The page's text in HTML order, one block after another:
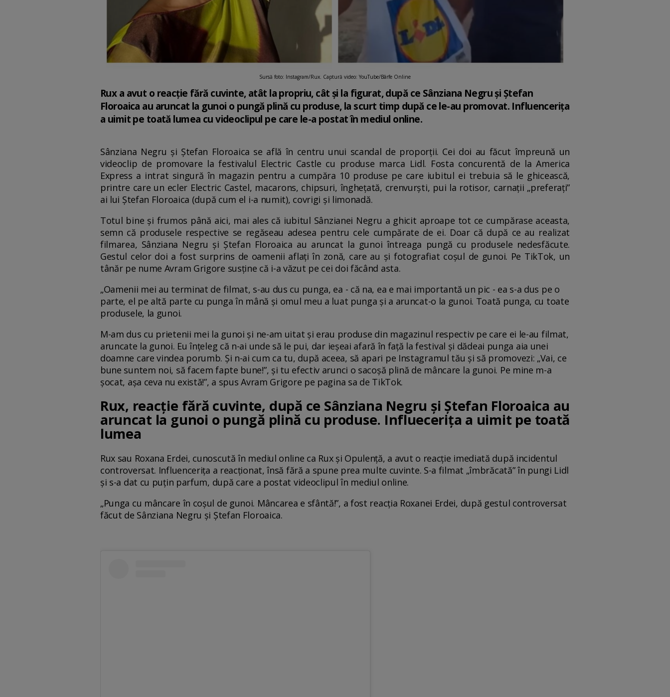
Sursă foto: Instagram/Rux. Captură video: YouTube/Bârfe Online
Rux a avut o reacție fără cuvinte, atât la propriu, cât și la figurat, după ce Sânziana Negru și Ștefan
Floroaica au aruncat la gunoi o pungă plină cu produse, la scurt timp după ce le-au promovat. Influencerița
a uimit pe toată lumea cu videoclipul pe care le-a postat în mediul online.
Sânziana Negru și Ștefan Floroaica se află în centru unui scandal de proporții. Cei doi au făcut împreună un
videoclip de promovare la festivalul Electric Castle cu produse marca Lidl. Fosta concurentă de la America
Express a intrat singură în magazin pentru a cumpăra 10 produse pe care iubitul ei trebuia să le ghicească,
printre care un ecler Electric Castel, macarons, chipsuri, înghețată, crenvurști, pui la rotisor, carnaţii „preferaţi”
ai lui Ştefan Floroaica (după cum el i-a numit), covrigi și limonadă.
Totul bine și frumos până aici, mai ales că iubitul Sânzianei Negru a ghicit aproape tot ce cumpărase aceasta,
semn că produsele respective se regăseau adesea pentru cele cumpărate de ei. Doar că după ce au realizat
filmarea, Sânziana Negru și Ștefan Floroaica au aruncat la gunoi întreaga pungă cu produsele nedesfăcute.
Gestul celor doi a fost surprins de oamenii aflați în zonă, care au și fotografiat coșul de gunoi. Pe TikTok, un
tânăr pe nume Avram Grigore susține că i-a văzut pe cei doi făcând asta.
„Oamenii mei au terminat de filmat, s-au dus cu punga, ea - că na, ea e mai importantă un pic - ea s-a dus pe o
parte, el pe altă parte cu punga în mână și omul meu a luat punga și a aruncat-o la gunoi. Toată punga, cu toate
produsele, la gunoi.
M-am dus cu prietenii mei la gunoi și ne-am uitat și erau produse din magazinul respectiv pe care ei le-au filmat,
aruncate la gunoi. Eu înțeleg că n-ai unde să le pui, dar ieșeai afară în față la festival și dădeai punga aia unei
doamne care vindea porumb. Și n-ai cum ca tu, după aceea, să apari pe Instagramul tău și să promovezi: „Vai, ce
bune suntem noi, să facem fapte bune!”, și tu efectiv arunci o sacoșă plină de mâncare la gunoi. Pe mine m-a
șocat, așa ceva nu există!”, a spus Avram Grigore pe pagina sa de TikTok.
Rux, reacție fără cuvinte, după ce Sânziana Negru și Ștefan Floroaica au
aruncat la gunoi o pungă plină cu produse. Influecerița a uimit pe toată
lumea
Rux sau Roxana Erdei, cunoscută în mediul online ca Rux și Opulență, a avut o reacție imediată după incidentul
controversat. Influencerița a reacționat, însă fără a spune prea multe cuvinte. S-a filmat „îmbrăcată” în pungi Lidl
și s-a dat cu puțin parfum, după care a postat videoclipul în mediul online.
„Punga cu mâncare în coșul de gunoi. Mâncarea e sfântă!”, a fost reacția Roxanei Erdei, după gestul controversat
făcut de Sânziana Negru și Ștefan Floroaica.